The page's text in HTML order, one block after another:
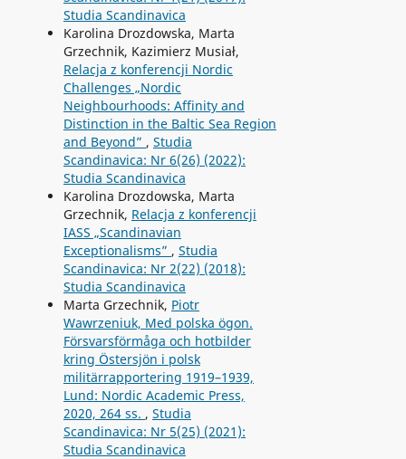
Studia Scandinavica
Karolina Drozdowska, Marta
Grzechnik, Kazimierz Musiał,
Relacja z konferencji Nordic
Challenges „Nordic
Neighbourhoods: Affinity and
Distinction in the Baltic Sea Region
and Beyond” , Studia
Scandinavica: Nr 6(26) (2022):
Studia Scandinavica
Karolina Drozdowska, Marta
Grzechnik, Relacja z konferencji
IASS „Scandinavian
Exceptionalisms” , Studia
Scandinavica: Nr 2(22) (2018):
Studia Scandinavica
Marta Grzechnik, Piotr
Wawrzeniuk, Med polska ögon.
Försvarsförmåga och hotbilder
kring Östersjön i polsk
militärrapportering 1919–1939,
Lund: Nordic Academic Press,
2020, 264 ss. , Studia
Scandinavica: Nr 5(25) (2021):
Studia Scandinavica